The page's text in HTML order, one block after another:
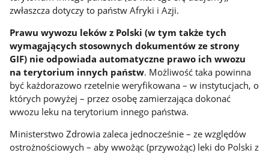
zwłaszcza dotyczy to państw Afryki i Azji.
Prawu wywozu leków z Polski (w tym także tych
wymagających stosownych dokumentów ze strony
GIF) nie odpowiada automatyczne prawo ich wwozu
na terytorium innych państw. Możliwość taka powinna
być każdorazowo rzetelnie weryfikowana – w instytucjach, o
których powyżej ­– przez osobę zamierzająca dokonać
wwozu leku na terytorium innego państwa.
Ministerstwo Zdrowia zaleca jednocześnie – ze względów
ostrożnościowych – aby wwożąc (przywożąc) leki do Polski z